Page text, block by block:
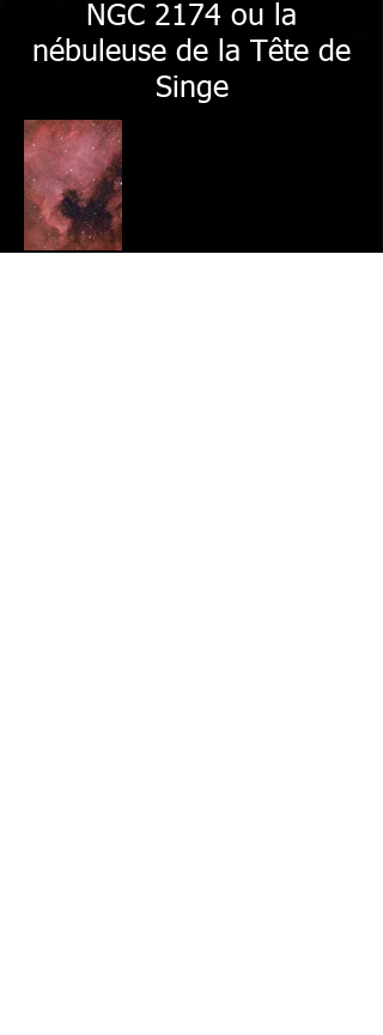
NGC 2174 ou la
nébuleuse de la Tête de
Singe